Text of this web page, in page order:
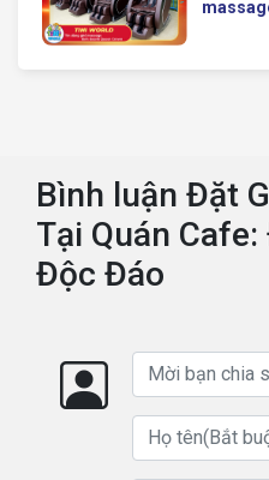
Bình luận Đặt
Tại Quán
Độc Đáo